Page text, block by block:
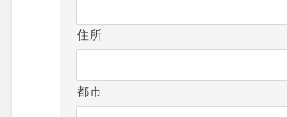
住所
都市